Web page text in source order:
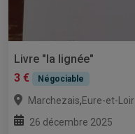
Livre "la lignée"
3 €
Négociable
Marchezais,Eure-et-Loir
26 décembre 2025